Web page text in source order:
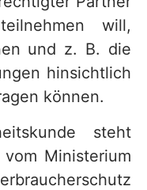
will,
und z. B. die
hinsichtlich
können.
steht
Ministerium